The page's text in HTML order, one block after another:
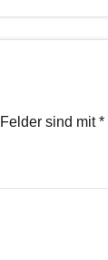
sind mit*